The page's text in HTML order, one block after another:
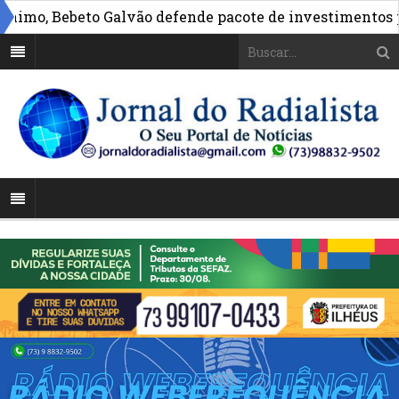
Bebeto Galvão defende pacote de investimentos para